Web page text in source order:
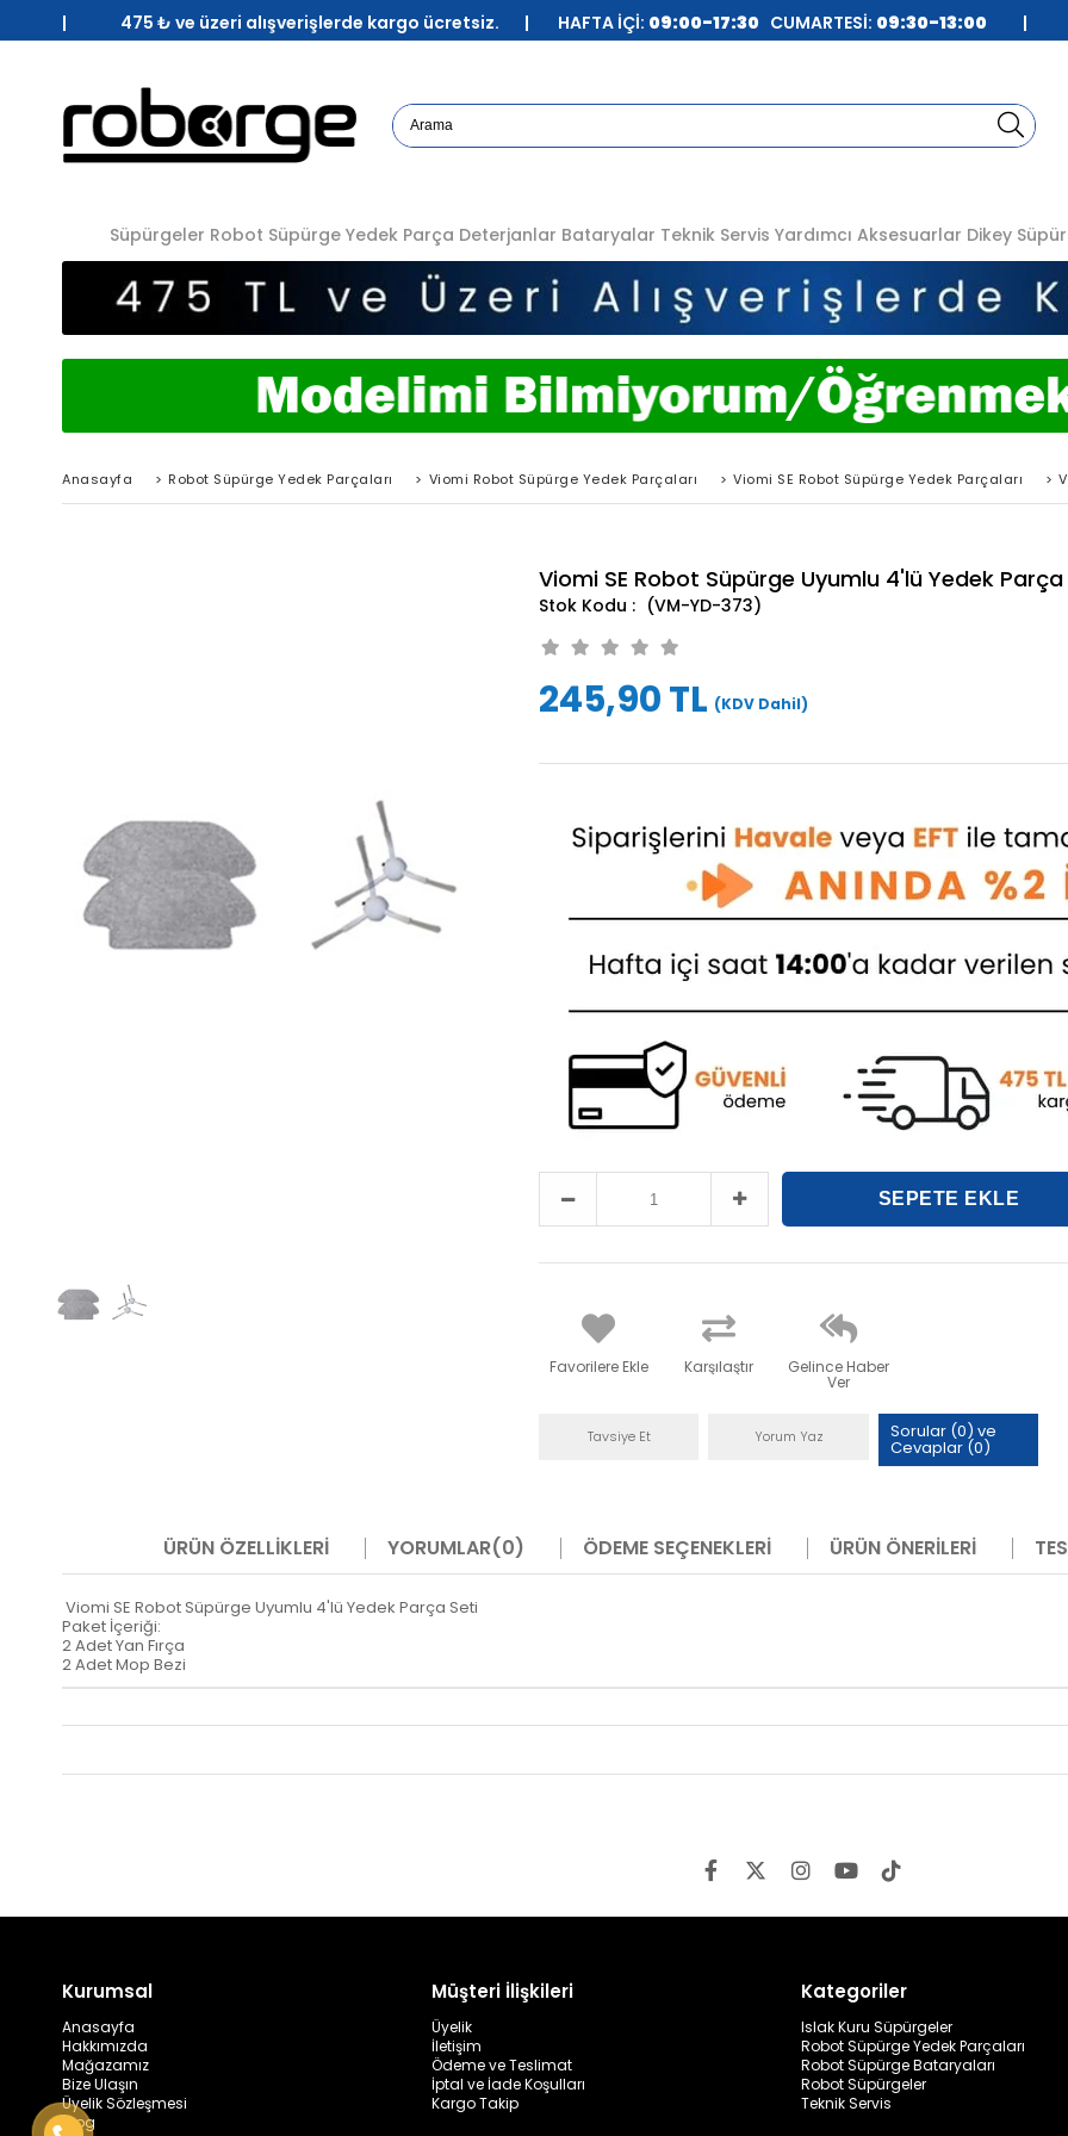
| 475 ₺ ve üzeri alışverişlerde kargo ücretsiz. | HAFTA İÇİ: 09:00-17:30 CUMARTESİ: 09:30-13:00 |
Süpürgeler Robot Süpürge Yedek Parça Deterjanlar Bataryalar Teknik Servis Yardımcı Aksesuarlar Dikey
Anasayfa > Robot Süpürge Yedek Parçaları > Viomi Robot Süpürge Yedek Parçaları > Viomi SE Robot Süpürge Yedek Parçaları >
Viomi SE Robot Süpürge Uyumlu 4'lü Yedek
(VM-YD-373)
245,90 TL (KDV Dahil)
Favorilere Ekle Karşılaştır Gelince Haber
Ver
Tavsiye Et Yorum Yaz Sorular (0) ve
Cevaplar (0)
ÜRÜN ÖZELLIKLERI YORUMLAR(0) ÖDEME SEÇENEKLERI ÜRÜN ÖNERILERI
Viomi SE Robot Süpürge Uyumlu 4'lü Yedek Parça Seti
Paket İçeriği:
2 Adet Yan Fırça
2 Adet Mop Bezi
Kurumsal
Anasayfa
Hakkımızda
Mağazamız
Bize Ulaşın
Üyelik Sözleşmesi
Blog
Müşteri İlişkileri
Üyelik
İletişim
Ödeme ve Teslimat
İptal ve İade Koşulları
Kargo Takip
Kategoriler
Islak Kuru Süpürgeler
Robot Süpürge Yedek Parçaları
Robot Süpürge Bataryaları
Robot Süpürgeler
Teknik Servis